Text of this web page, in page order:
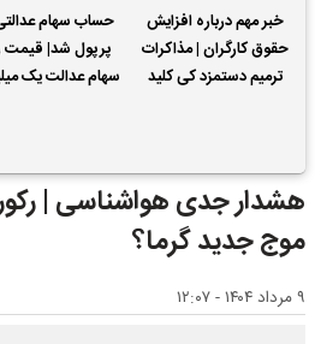
خبر مهم درباره افزایش
حقوق کارگران | مذاکرات
ترمیم دستمزد کی کلید
حساب سهام
پرپول شد| قیمت
سهام عدالت یک
هشدار جدی هواشناسی |
موج جدید گرما؟
۹ مرداد ۱۴۰۴ - ۱۲:۰۷